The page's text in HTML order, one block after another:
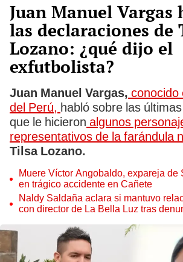
Juan Manuel Vargas
las declaraciones de
Lozano: ¿qué dijo el
exfutbolista?
Juan Manuel Vargas, conocido
del Perú, habló sobre las
que le hicieron algunos
representativos de la farándula
Tilsa Lozano.
Muere Víctor Angobaldo, expareja de
en trágico accidente en Cañete
Naldy Saldaña aclara si mantuvo
con director de La Bella Luz tras